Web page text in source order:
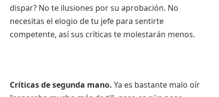
dispar? No te ilusiones por su aprobación. No
necesitas el elogio de tu jefe para sentirte
competente, así sus críticas te molestarán menos.
Críticas de segunda mano. Ya es bastante malo oír